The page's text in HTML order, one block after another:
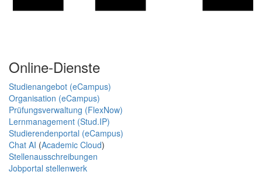
Online-Dienste
Studienangebot (eCampus)
Organisation (eCampus)
Prüfungsverwaltung (FlexNow)
Lernmanagement (Stud.IP)
Studierendenportal (eCampus)
Chat AI (Academic Cloud)
Stellenausschreibungen
Jobportal stellenwerk